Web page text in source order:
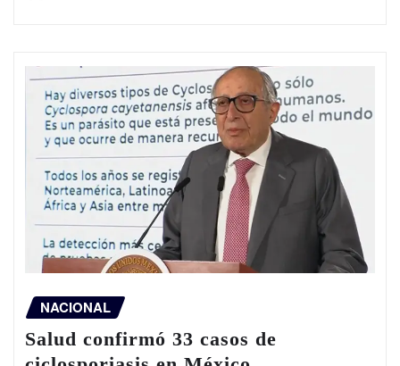
NACIONAL
Salud confirmó 33 casos de